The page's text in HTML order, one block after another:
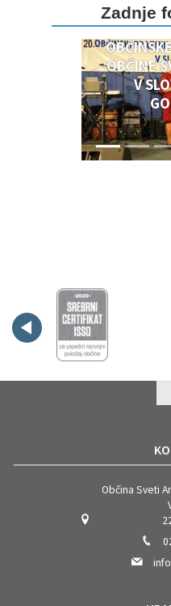
Zadnje
OBČINE
V
Občina Sveti